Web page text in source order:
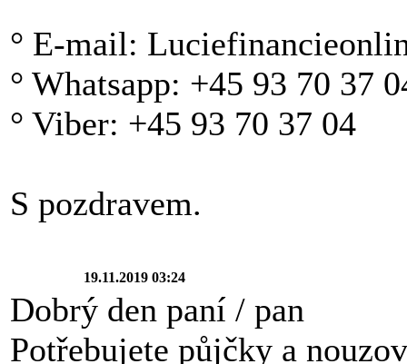
° E-mail:
° Whatsapp: +45 93 70 37
° Viber: +45 93 70 37 04
S pozdravem.
19.11.2019 03:24
Dobrý den paní / pan
Potřebujete půjčky a